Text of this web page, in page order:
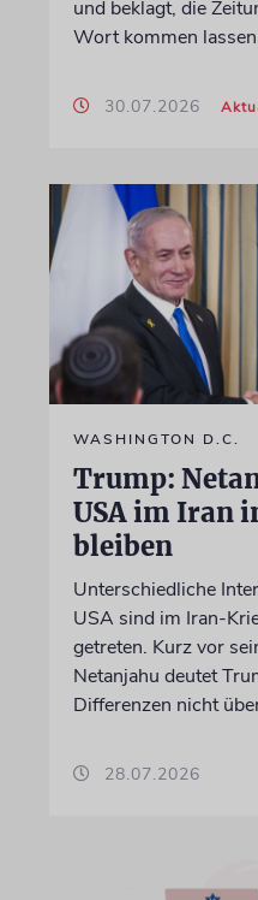
und beklagt, die
Wort kommen lassen
30.07.2026
WASHINGTON D.C.
Trump:
USA im Iran
bleiben
Unterschiedliche
USA sind im Iran-
getreten. Kurz vor
Netanjahu deutet
Differenzen nicht
28.07.2026